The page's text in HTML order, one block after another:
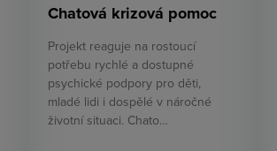
Chatová krizová pomoc
Projekt reaguje na rostoucí
potřebu rychlé a dostupné
psychické podpory pro děti,
mladé lidi i dospělé v náročné
životní situaci. Chato…